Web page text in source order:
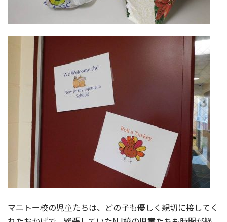
マニトー校の児童たちは、どの子も優しく親切に接してく